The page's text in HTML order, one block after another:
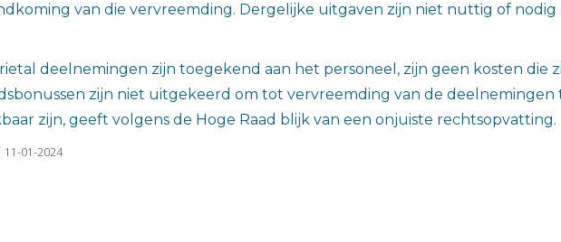
van die vervreemding. Dergelijke uitgaven zijn niet nuttig of nodig
deelnemingen zijn toegekend aan het personeel, zijn geen kosten die
zijn niet uitgekeerd om tot vervreemding van de deelnemingen
zijn, geeft volgens de Hoge Raad blijk van een onjuiste rechtsopvatting.
01-2024